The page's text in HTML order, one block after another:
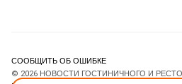
СООБЩИТЬ ОБ ОШИБКЕ
© 2026 НОВОСТИ ГОСТИНИЧНОГО И